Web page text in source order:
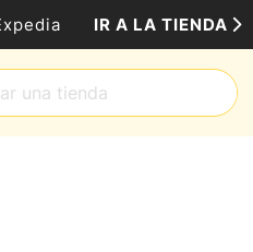
IR A LA TIENDA